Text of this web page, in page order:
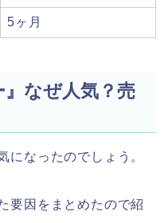
5ヶ月
』なぜ人気？売
になったのでしょう。
要因をまとめたので紹